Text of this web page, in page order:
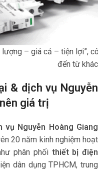
– giá cả – tiện lợi”,
đến từ
& dịch vụ Nguyễn
giá trị
Nguyễn Hoàng Giang
20 năm kinh nghiệm hoạt
phân phốithiết bị điện
dân dụng TPHCM, trung